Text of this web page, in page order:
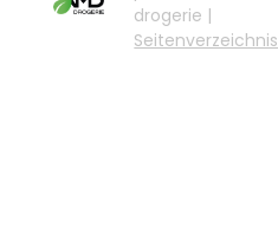
drogerie |
Seitenverzeichnis